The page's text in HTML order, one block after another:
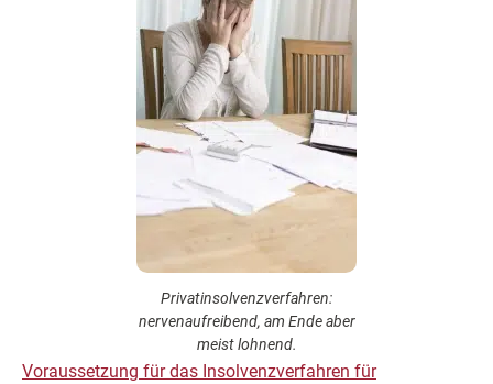
Privatinsolvenzverfahren:
nervenaufreibend, am Ende aber
meist lohnend.
Voraussetzung für das Insolvenzverfahren für